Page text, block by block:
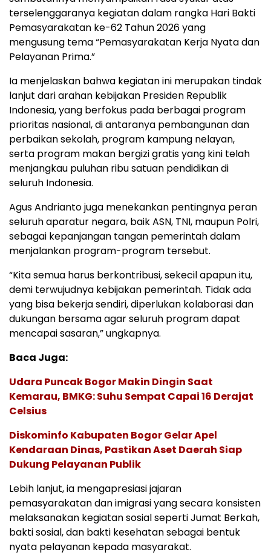
terselenggaranya kegiatan dalam rangka Hari Bakti
Pemasyarakatan ke-62 Tahun 2026 yang
mengusung tema “Pemasyarakatan Kerja Nyata dan
Pelayanan Prima.”
Ia menjelaskan bahwa kegiatan ini merupakan tindak
lanjut dari arahan kebijakan Presiden Republik
Indonesia, yang berfokus pada berbagai program
prioritas nasional, di antaranya pembangunan dan
perbaikan sekolah, program kampung nelayan,
serta program makan bergizi gratis yang kini telah
menjangkau puluhan ribu satuan pendidikan di
seluruh Indonesia.
Agus Andrianto juga menekankan pentingnya peran
seluruh aparatur negara, baik ASN, TNI, maupun Polri,
sebagai kepanjangan tangan pemerintah dalam
menjalankan program-program tersebut.
“Kita semua harus berkontribusi, sekecil apapun itu,
demi terwujudnya kebijakan pemerintah. Tidak ada
yang bisa bekerja sendiri, diperlukan kolaborasi dan
dukungan bersama agar seluruh program dapat
mencapai sasaran,” ungkapnya.
Baca Juga:
Udara Puncak Bogor Makin Dingin Saat
Kemarau, BMKG: Suhu Sempat Capai 16 Derajat
Celsius
Diskominfo Kabupaten Bogor Gelar Apel
Kendaraan Dinas, Pastikan Aset Daerah Siap
Dukung Pelayanan Publik
Lebih lanjut, ia mengapresiasi jajaran
pemasyarakatan dan imigrasi yang secara konsisten
melaksanakan kegiatan sosial seperti Jumat Berkah,
bakti sosial, dan bakti kesehatan sebagai bentuk
nyata pelayanan kepada masyarakat.